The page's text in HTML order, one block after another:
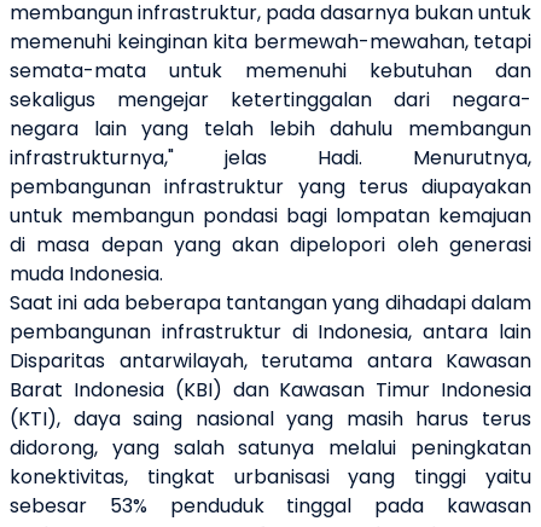
membangun infrastruktur, pada dasarnya bukan untuk
memenuhi keinginan kita bermewah-mewahan, tetapi
semata-mata untuk memenuhi kebutuhan dan
sekaligus mengejar ketertinggalan dari negara-
negara lain yang telah lebih dahulu membangun
infrastrukturnya," jelas Hadi. Menurutnya,
pembangunan infrastruktur yang terus diupayakan
untuk membangun pondasi bagi lompatan kemajuan
di masa depan yang akan dipelopori oleh generasi
muda Indonesia.
Saat ini ada beberapa tantangan yang dihadapi dalam
pembangunan infrastruktur di Indonesia, antara lain
Disparitas antarwilayah, terutama antara Kawasan
Barat Indonesia (KBI) dan Kawasan Timur Indonesia
(KTI), daya saing nasional yang masih harus terus
didorong, yang salah satunya melalui peningkatan
konektivitas, tingkat urbanisasi yang tinggi yaitu
sebesar 53% penduduk tinggal pada kawasan